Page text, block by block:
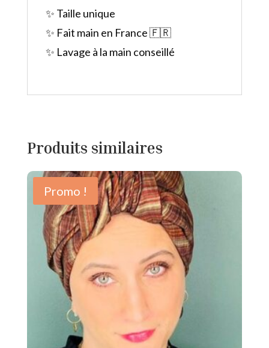
✨ Taille unique
✨ Fait main en France 🇫🇷
✨ Lavage à la main conseillé
Produits similaires
Promo !